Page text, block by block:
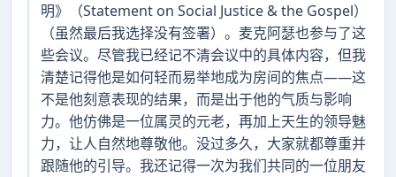
明》（Statement on Social Justice & the Gospel）
（虽然最后我选择没有签署）。麦克阿瑟也参与了这
些会议。尽管我已经记不清会议中的具体内容，但我
清楚记得他是如何轻而易举地成为房间的焦点——这
不是他刻意表现的结果，而是出于他的气质与影响
力。他仿佛是一位属灵的元老，再加上天生的领导魅
力，让人自然地尊敬他。没过多久，大家就都尊重并
跟随他的引导。我还记得一次为我们共同的一位朋友